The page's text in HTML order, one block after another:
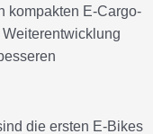
kompakten E-Cargo-
die ersten E-Bikes